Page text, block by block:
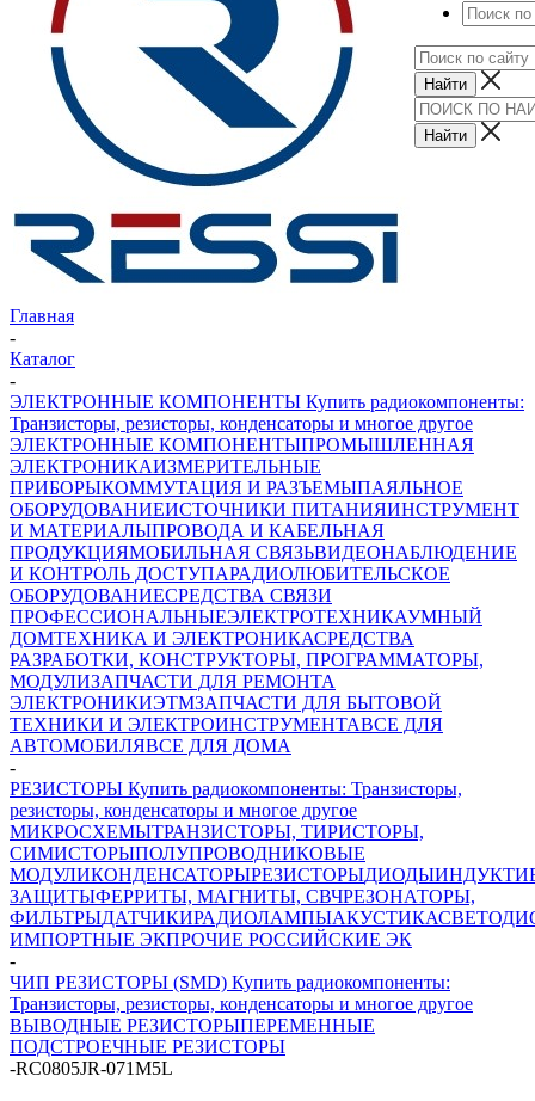
Главная
-
Каталог
-
ЭЛЕКТРОННЫЕ КОМПОНЕНТЫ Купить радиокомпоненты:
Транзисторы, резисторы, конденсаторы и многое другое
ЭЛЕКТРОННЫЕ КОМПОНЕНТЫПРОМЫШЛЕННАЯ
ЭЛЕКТРОНИКАИЗМЕРИТЕЛЬНЫЕ
ПРИБОРЫКОММУТАЦИЯ И РАЗЪЕМЫПАЯЛЬНОЕ
ОБОРУДОВАНИЕИСТОЧНИКИ ПИТАНИЯИНСТРУМЕНТ
И МАТЕРИАЛЫПРОВОДА И КАБЕЛЬНАЯ
ПРОДУКЦИЯМОБИЛЬНАЯ СВЯЗЬВИДЕОНАБЛЮДЕНИЕ
И КОНТРОЛЬ ДОСТУПАРАДИОЛЮБИТЕЛЬСКОЕ
ОБОРУДОВАНИЕСРЕДСТВА СВЯЗИ
ПРОФЕССИОНАЛЬНЫЕЭЛЕКТРОТЕХНИКАУМНЫЙ
ДОМТЕХНИКА И ЭЛЕКТРОНИКАСРЕДСТВА
РАЗРАБОТКИ, КОНСТРУКТОРЫ, ПРОГРАММАТОРЫ,
МОДУЛИЗАПЧАСТИ ДЛЯ РЕМОНТА
ЭЛЕКТРОНИКИЭТМЗАПЧАСТИ ДЛЯ БЫТОВОЙ
ТЕХНИКИ И ЭЛЕКТРОИНСТРУМЕНТАВСЕ ДЛЯ
АВТОМОБИЛЯВСЕ ДЛЯ ДОМА
-
РЕЗИСТОРЫ Купить радиокомпоненты: Транзисторы,
резисторы, конденсаторы и многое другое
МИКРОСХЕМЫТРАНЗИСТОРЫ, ТИРИСТОРЫ,
СИМИСТОРЫПОЛУПРОВОДНИКОВЫЕ
МОДУЛИКОНДЕНСАТОРЫРЕЗИСТОРЫДИОДЫ
ЗАЩИТЫФЕРРИТЫ, МАГНИТЫ, СВЧРЕЗОНАТОРЫ,
ФИЛЬТРЫДАТЧИКИРАДИОЛАМПЫАКУСТИКА
ИМПОРТНЫЕ ЭКПРОЧИЕ РОССИЙСКИЕ ЭК
-
ЧИП РЕЗИСТОРЫ (SMD) Купить радиокомпоненты:
Транзисторы, резисторы, конденсаторы и многое другое
ВЫВОДНЫЕ РЕЗИСТОРЫПЕРЕМЕННЫЕ
ПОДСТРОЕЧНЫЕ РЕЗИСТОРЫ
-RC0805JR-071M5L